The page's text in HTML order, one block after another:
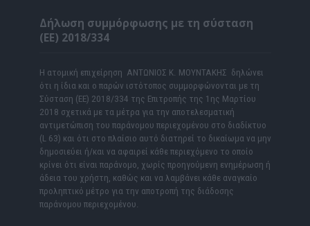
Δήλωση συμμόρφωσης με τη σύσταση
(ΕΕ) 2018/334
Η ατομική επιχείρηση ΑΝΤΩΝΙΟΣ Κ. ΜΟΥΝΤΑΚΗΣ δηλώνει
ότι η ίδια και ο παρών ιστότοπος συμμορφώνονται με τη
Σύσταση (ΕΕ) 2018/334 της Επιτροπής της 1ης Μαρτίου
2018 σχετικά με τα μέτρα για την αποτελεσματική
αντιμετώπιση του παράνομου περιεχομένου στο διαδίκτυο
(L 63) και ότι στο πλαίσιο αυτό διατηρεί το δικαίωμα να μην
δημοσιεύει ή/και να αφαιρεί κάθε περιεχόμενο το οποίο
κρίνει ότι είναι παράνομο, χωρίς προηγούμενη ενημέρωση ή
άδεια του χρήστη, καθώς και να λαμβάνει κάθε αναγκαίο
προληπτικό μέτρο για την αποτροπή της διάδοσης
παράνομου περιεχομένου.